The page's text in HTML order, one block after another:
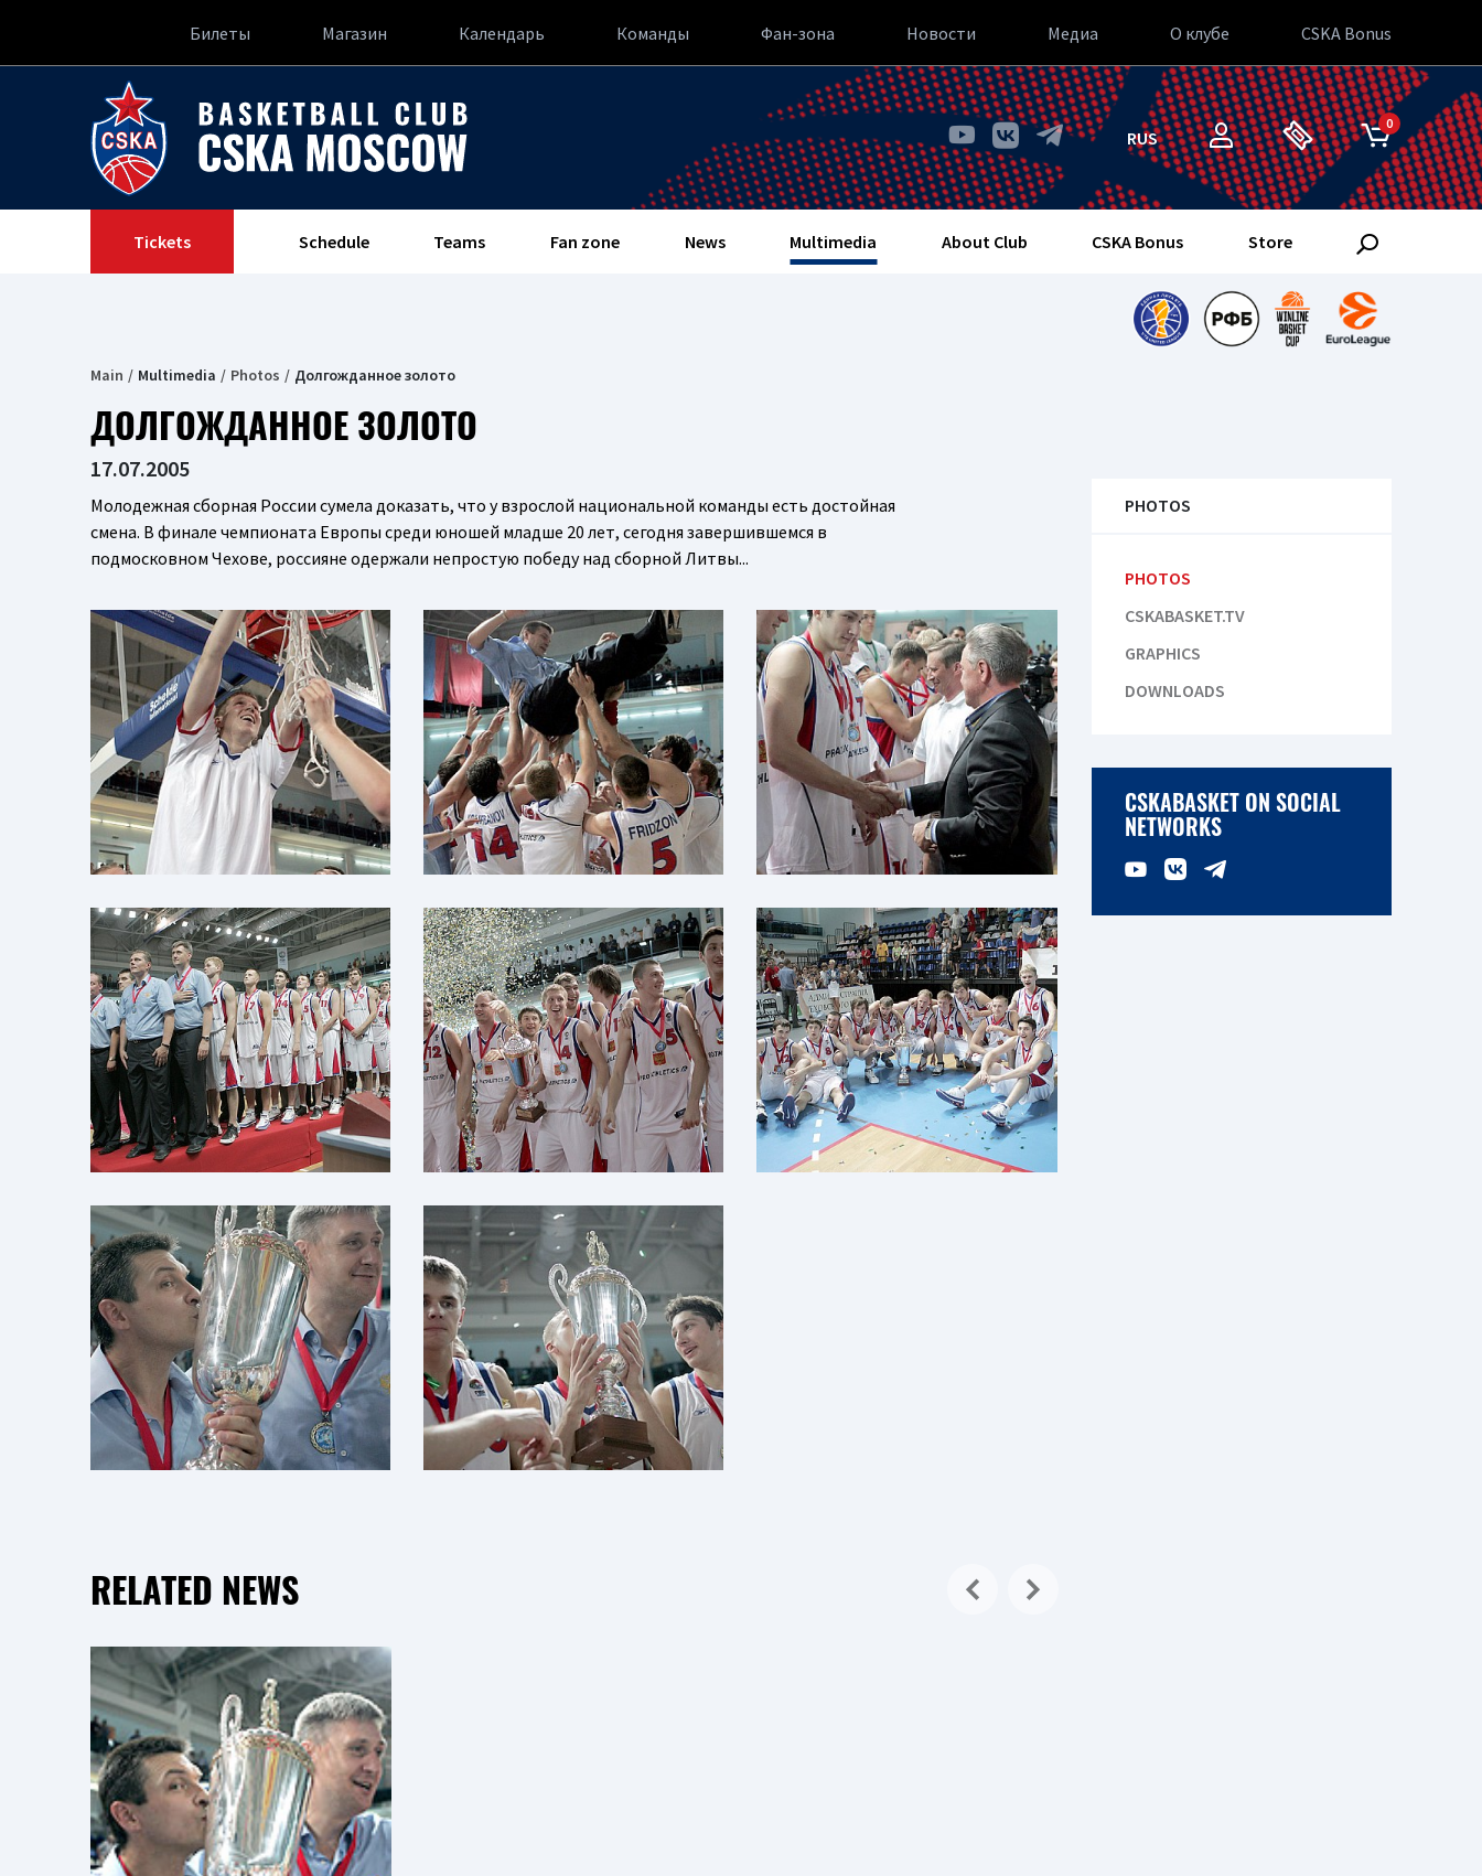
Билеты Магазин Календарь Команды Фан-зона Новости Медиа О клубе CSKA Bonus
RUS
0
Tickets Schedule Teams Fan zone News Multimedia About Club CSKA Bonus Store
Main Multimedia Photos Долгожданное золото
ДОЛГОЖДАННОЕ ЗОЛОТО
17.07.2005
Молодежная сборная России сумела доказать, что у взрослой национальной команды есть достойная
смена. В финале чемпионата Европы среди юношей младше 20 лет, сегодня завершившемся в
подмосковном Чехове, россияне одержали непростую победу над сборной Литвы...
RELATED NEWS
PHOTOS
PHOTOS
CSKABASKET.TV
GRAPHICS
DOWNLOADS
CSKABASKET ON SOCIAL
NETWORKS